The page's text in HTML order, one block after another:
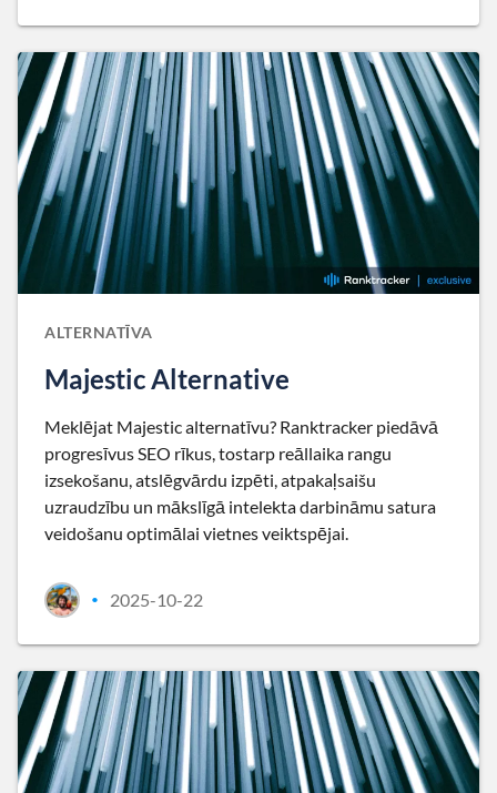
ALTERNATĪVA
Majestic Alternative
Meklējat Majestic alternatīvu? Ranktracker piedāvā
progresīvus SEO rīkus, tostarp reāllaika rangu
izsekošanu, atslēgvārdu izpēti, atpakaļsaišu
uzraudzību un mākslīgā intelekta darbināmu satura
veidošanu optimālai vietnes veiktspējai.
• 2025-10-22